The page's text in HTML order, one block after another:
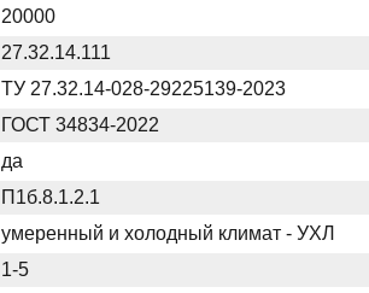
20000
27.32.14.111
ТУ 27.32.14-028-29225139-2023
ГОСТ 34834-2022
да
П1б.8.1.2.1
умеренный и холодный климат - УХЛ
1-5